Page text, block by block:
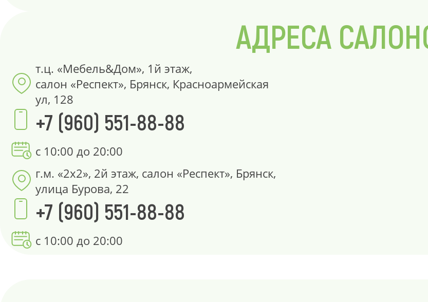
АДРЕСА
т.ц. «Мебель&Дом», 1й этаж,
салон «Респект», Брянск, Красноармейская
ул, 128
+7 (960) 551-88-88
с 10:00 до 20:00
г.м. «2х2», 2й этаж, салон «Респект», Брянск,
улица Бурова, 22
+7 (960) 551-88-88
с 10:00 до 20:00